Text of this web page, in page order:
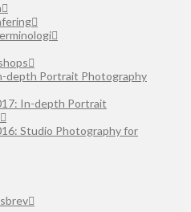
depth Portrait Photography
In-depth Portrait
Studio Photography for